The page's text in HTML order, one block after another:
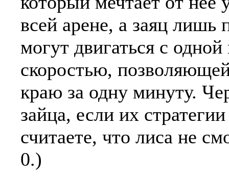
всей арене, а заяц
могут двигаться с
скоростью,
краю за одну минуту.
зайца, если их
считаете, что лиса не
0.)